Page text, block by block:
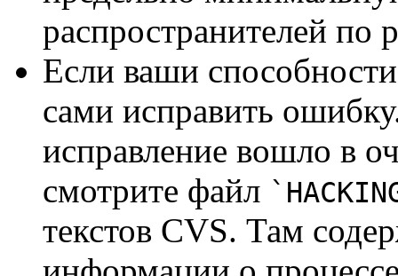
распространителей по
Если ваши
сами исправить
исправление вошло в
смотрите файл
текстов CVS. Там